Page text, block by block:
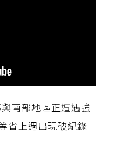
南部地區正遭遇強
省上週出現破紀錄